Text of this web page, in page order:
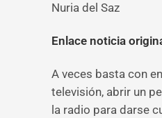
Nuria del Saz
Enlace noticia
A veces basta con
televisión, abrir un
la radio para darse